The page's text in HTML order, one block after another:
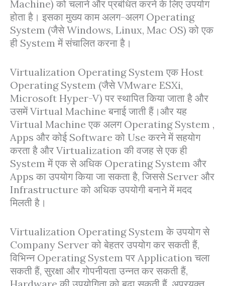
Machine) को चलाने और प्रबंधित करने के लिए उपयोग
होता है। इसका मुख्य काम अलग-अलग Operating
System (जैसे Windows, Linux, Mac OS) को एक
ही System में संचालित करना है।
Virtualization Operating System एक Host
Operating System (जैसे VMware ESXi,
Microsoft Hyper-V) पर स्थापित किया जाता है और
उसमें Virtual Machine बनाई जाती हैं।और यह
Virtual Machine एक अलग Operating System ,
Apps और कोई Software को Use करने में सहयोग
करता है और Virtualization की वजह से एक ही
System में एक से अधिक Operating System और
Apps का उपयोग किया जा सकता है, जिससे Server और
Infrastructure को अधिक उपयोगी बनाने में मदद
मिलती है।
Virtualization Operating System के उपयोग से
Company Server को बेहतर उपयोग कर सकती हैं,
विभिन्न Operating System पर Application चला
सकती हैं, सुरक्षा और गोपनीयता उन्नत कर सकती हैं,